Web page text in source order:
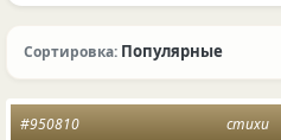
Сортировка: Популярные
стихи
#950810